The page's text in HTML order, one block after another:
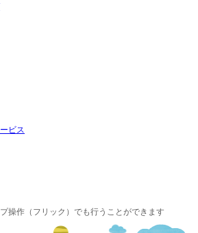
ビス
操作（フリック）でも行うことができます